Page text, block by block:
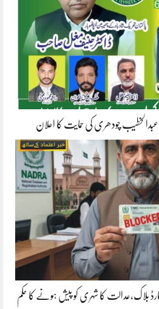
بلاک،عدالت کا شہری کو پیش ہونے کا حکم